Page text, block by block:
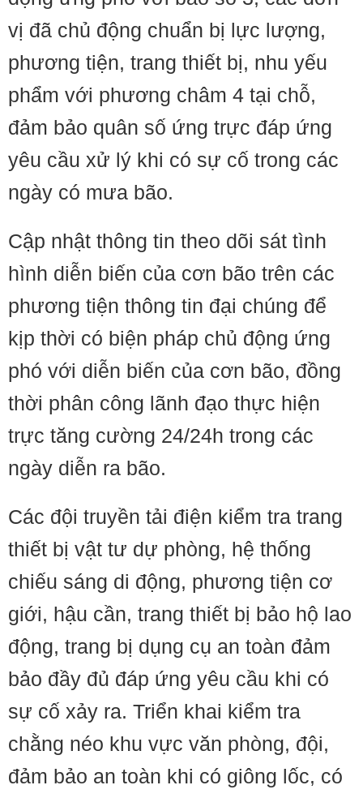
vị đã chủ động chuẩn bị lực lượng,
phương tiện, trang thiết bị, nhu yếu
phẩm với phương châm 4 tại chỗ,
đảm bảo quân số ứng trực đáp ứng
yêu cầu xử lý khi có sự cố trong các
ngày có mưa bão.
Cập nhật thông tin theo dõi sát tình
hình diễn biến của cơn bão trên các
phương tiện thông tin đại chúng để
kịp thời có biện pháp chủ động ứng
phó với diễn biến của cơn bão, đồng
thời phân công lãnh đạo thực hiện
trực tăng cường 24/24h trong các
ngày diễn ra bão.
Các đội truyền tải điện kiểm tra trang
thiết bị vật tư dự phòng, hệ thống
chiếu sáng di động, phương tiện cơ
giới, hậu cần, trang thiết bị bảo hộ lao
động, trang bị dụng cụ an toàn đảm
bảo đầy đủ đáp ứng yêu cầu khi có
sự cố xảy ra. Triển khai kiểm tra
chằng néo khu vực văn phòng, đội,
đảm bảo an toàn khi có giông lốc, có